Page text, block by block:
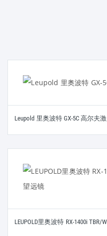
Leupold 里奥波特 GX-5C 高尔夫
LEUPOLD里奥波特 RX-1400i